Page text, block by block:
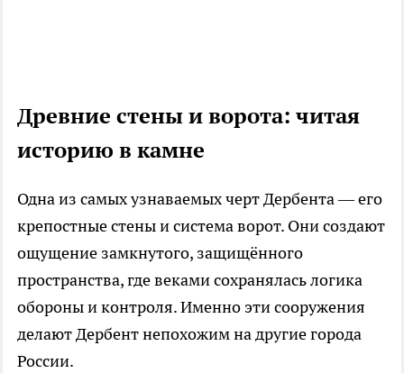
Древние стены и ворота: читая
историю в камне
Одна из самых узнаваемых черт Дербента — его
крепостные стены и система ворот. Они создают
ощущение замкнутого, защищённого
пространства, где веками сохранялась логика
обороны и контроля. Именно эти сооружения
делают Дербент непохожим на другие города
России.